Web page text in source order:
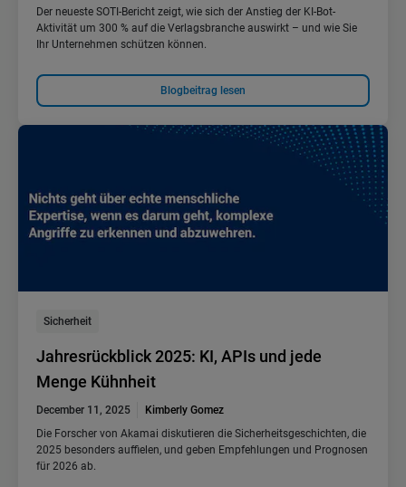
Der neueste SOTI-Bericht zeigt, wie sich der Anstieg der KI-Bot-
Aktivität um 300 % auf die Verlagsbranche auswirkt – und wie Sie
Ihr Unternehmen schützen können.
Blogbeitrag lesen
Sicherheit
Jahresrückblick 2025: KI, APIs und jede
Menge Kühnheit
December 11, 2025
Kimberly Gomez
Die Forscher von Akamai diskutieren die Sicherheitsgeschichten, die
2025 besonders auffielen, und geben Empfehlungen und Prognosen
für 2026 ab.